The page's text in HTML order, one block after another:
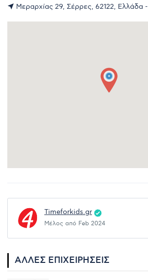
Μεραρχίας 29, Σέρρες, 62122, Ελλάδα -
Timeforkids.gr
Μέλος από Feb 2024
ΆΛΛΕΣ ΕΠΙΧΕΙΡΉΣΕΙΣ